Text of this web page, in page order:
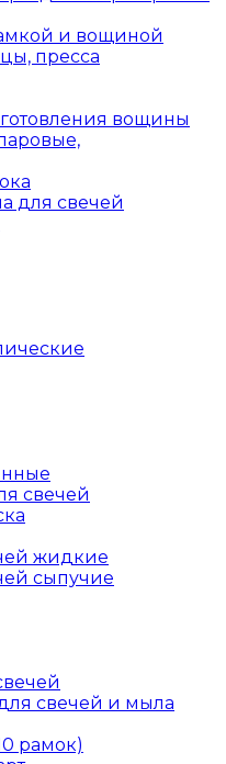
и вощиной
пресса
вощины
для свечей
свечей
жидкие
сыпучие
свечей и мыла
рамок)